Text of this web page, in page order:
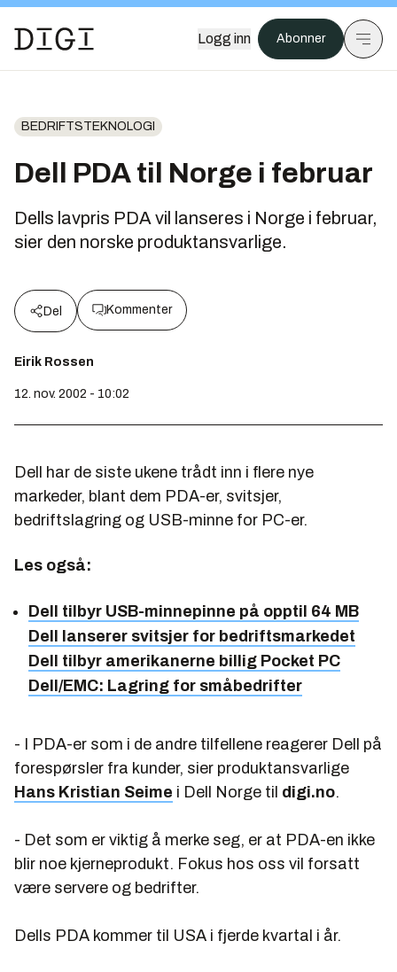
Logg inn Abonner
BEDRIFTSTEKNOLOGI
Dell PDA til Norge i februar
Dells lavpris PDA vil lanseres i Norge i februar,
sier den norske produktansvarlige.
Del Kommenter
Eirik Rossen
12. nov. 2002 - 10:02
Dell har de siste ukene trådt inn i flere nye
markeder, blant dem PDA-er, svitsjer,
bedriftslagring og USB-minne for PC-er.
Les også:
Dell tilbyr USB-minnepinne på opptil 64 MB
Dell lanserer svitsjer for bedriftsmarkedet
Dell tilbyr amerikanerne billig Pocket PC
Dell/EMC: Lagring for småbedrifter
- I PDA-er som i de andre tilfellene reagerer Dell på
forespørsler fra kunder, sier produktansvarlige
Hans Kristian Seime i Dell Norge til digi.no.
- Det som er viktig å merke seg, er at PDA-en ikke
blir noe kjerneprodukt. Fokus hos oss vil forsatt
være servere og bedrifter.
Dells PDA kommer til USA i fjerde kvartal i år.